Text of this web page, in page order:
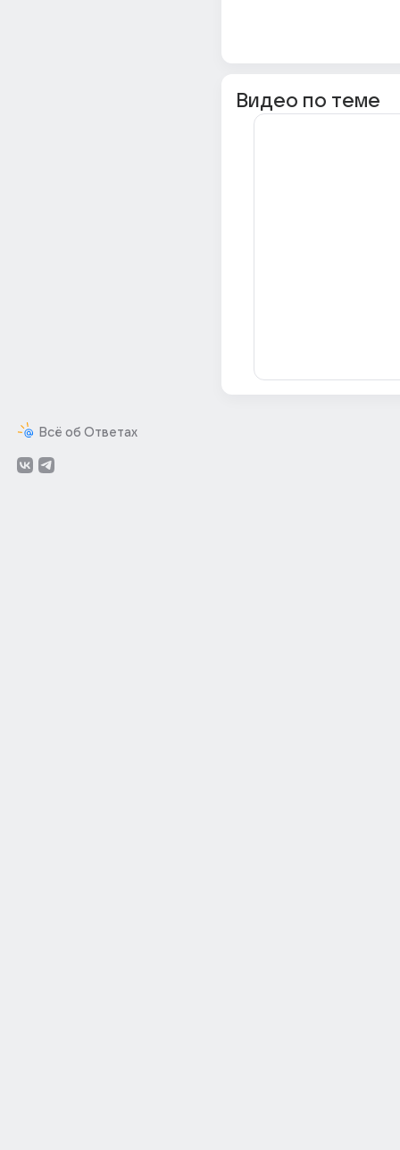
Всё об Ответах
Видео по теме